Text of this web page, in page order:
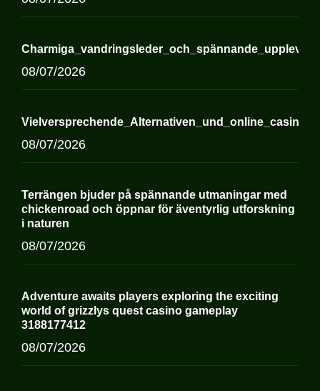
08/07/2026
08/07/2026
Terrängen bjuder på spännande utmaningar med
chickenroad och öppnar för äventyrlig utforskning
i naturen
08/07/2026
Adventure awaits players exploring the exciting
world of grizzlys quest casino gameplay
3188177412
08/07/2026